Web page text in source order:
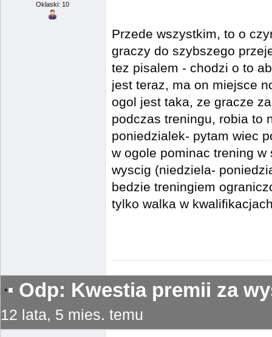
Oklaski: 10
Przede wszystkim, to o
graczy do szybszego
tez pisalem - chodzi o to
jest teraz, ma on miejsce
ogol jest taka, ze gracze
podczas treningu, robia to
poniedzialek- pytam wiec
w ogole pominac trening
wyscig (niedziela-
bedzie treningiem
tylko walka w
Odp: Kwestia premii za
12 lata, 5 mies. temu